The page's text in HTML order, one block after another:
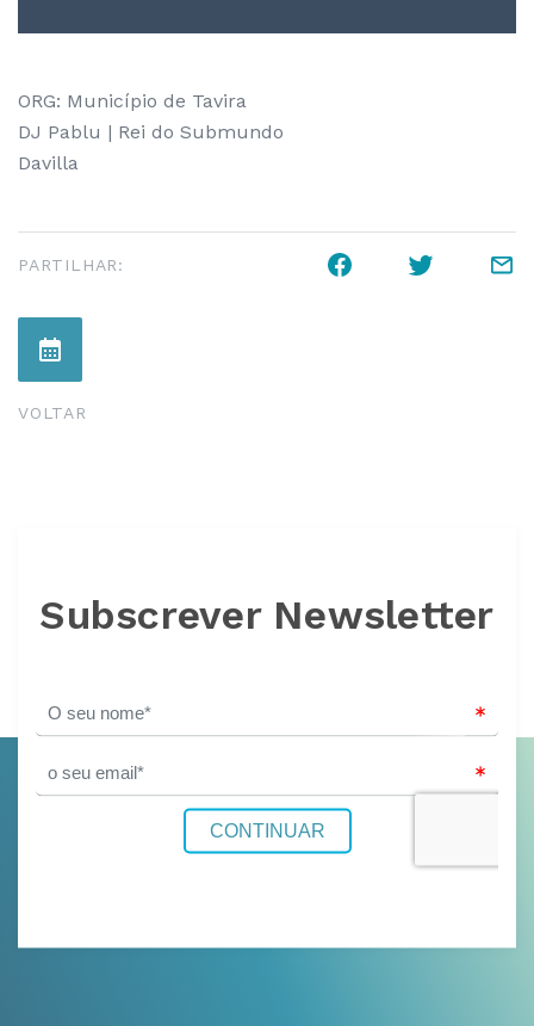
ORG: Município de Tavira
DJ Pablu | Rei do Submundo
Davilla
PARTILHAR:
VOLTAR
Subscrever Newsletter